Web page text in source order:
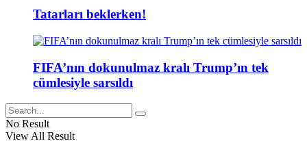
Tatarları beklerken!
FIFA’nın dokunulmaz kralı Trump’ın tek
cümlesiyle sarsıldı
No Result
View All Result